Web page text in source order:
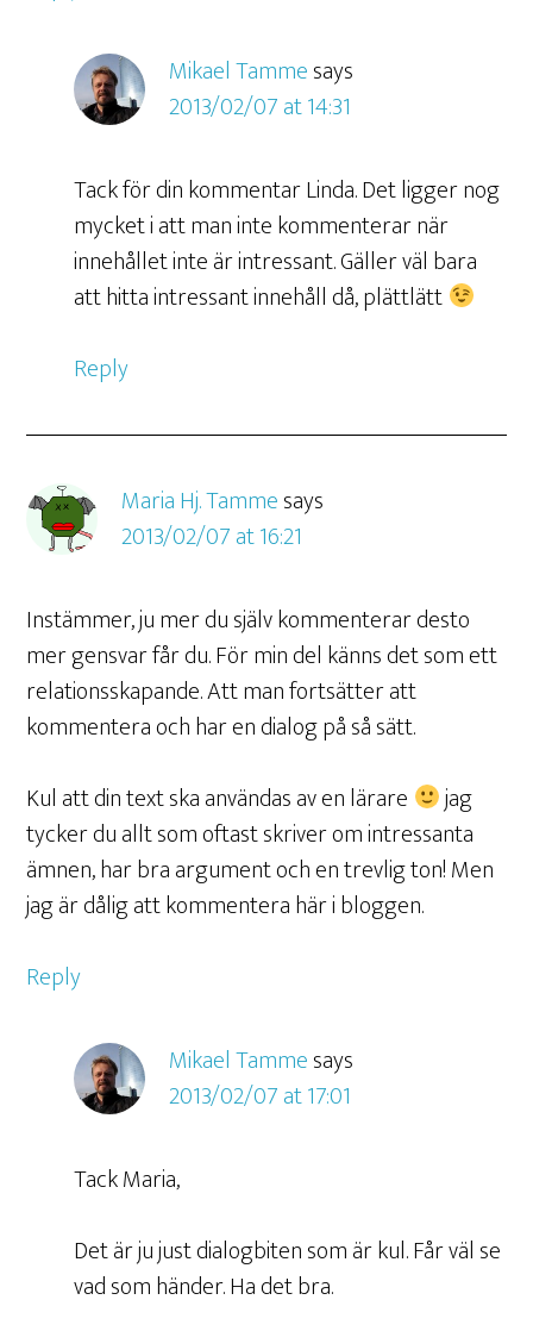
Mikael Tammesays
2013/02/07 at 14:31
Tack för din kommentar Linda. Det ligger nog
mycket i att man inte kommenterar när
innehållet inte är intressant. Gäller väl bara
att hitta intressant innehåll då, plättlätt
Reply
Maria Hj. Tammesays
2013/02/07 at 16:21
Instämmer, ju mer du själv kommenterar desto
mer gensvar får du. För min del känns det som ett
relationsskapande. Att man fortsätter att
kommentera och har en dialog på så sätt.
Kul att din text ska användas av en lärare
jag
tycker du allt som oftast skriver om intressanta
ämnen, har bra argument och en trevlig ton! Men
jag är dålig att kommentera här i bloggen.
Reply
Mikael Tammesays
2013/02/07 at 17:01
Tack Maria,
Det är ju just dialogbiten som är kul. Får väl se
vad som händer. Ha det bra.